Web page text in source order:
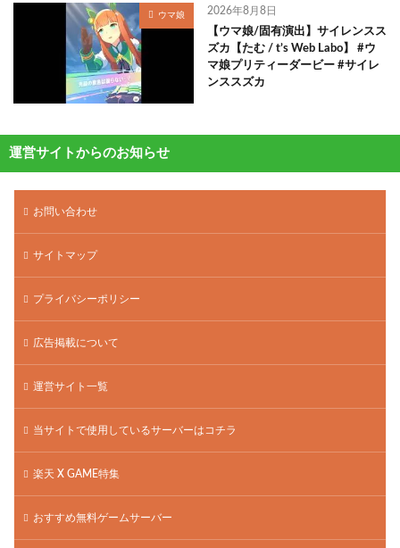
ウマ娘 2026年8月8日
【ウマ娘/固有演出】サイレンスス
ズカ【たむ / t’s Web Labo】 #ウ
マ娘プリティーダービー #サイレ
ンススズカ
運営サイトからのお知らせ
お問い合わせ
サイトマップ
プライバシーポリシー
広告掲載について
運営サイト一覧
当サイトで使用しているサーバーはコチラ
楽天 X GAME特集
おすすめ無料ゲームサーバー